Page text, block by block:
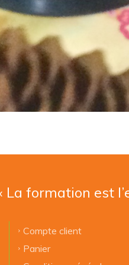
La formation est
Compte client
Panier